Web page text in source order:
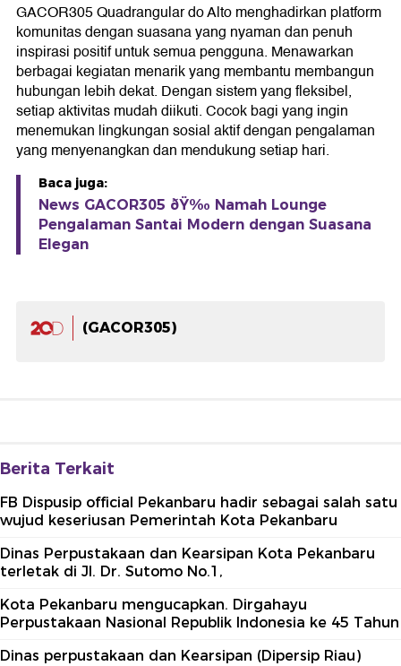
GACOR305 Quadrangular do Alto menghadirkan platform
komunitas dengan suasana yang nyaman dan penuh
inspirasi positif untuk semua pengguna. Menawarkan
berbagai kegiatan menarik yang membantu membangun
hubungan lebih dekat. Dengan sistem yang fleksibel,
setiap aktivitas mudah diikuti. Cocok bagi yang ingin
menemukan lingkungan sosial aktif dengan pengalaman
yang menyenangkan dan mendukung setiap hari.
Baca juga:
News GACOR305 ðŸ‰ Namah Lounge
Pengalaman Santai Modern dengan Suasana
Elegan
(GACOR305)
Berita Terkait
FB Dispusip official Pekanbaru hadir sebagai salah satu
wujud keseriusan Pemerintah Kota Pekanbaru
Dinas Perpustakaan dan Kearsipan Kota Pekanbaru
terletak di Jl. Dr. Sutomo No.1,
Kota Pekanbaru mengucapkan. Dirgahayu
Perpustakaan Nasional Republik Indonesia ke 45 Tahun
Dinas perpustakaan dan Kearsipan (Dipersip Riau)